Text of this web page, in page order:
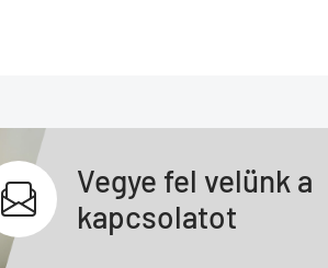
Vegye fel velünk a
kapcsolatot